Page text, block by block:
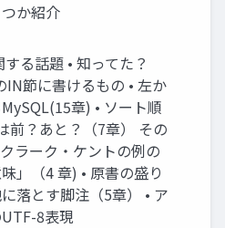
か紹介
る話題 • 知ってた？
IN節に書けるもの • 左か
章) • ソート順
前？あと？（7章） その
ラーク・ケントの例の
味」（4 章) • 原書の盛り
落とす脚注（5章） • ア
8表現